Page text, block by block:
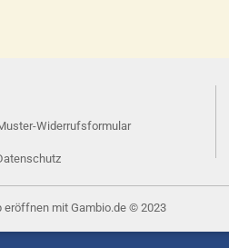
Widerrufsformular
eröffnenmit Gambio.de © 2023